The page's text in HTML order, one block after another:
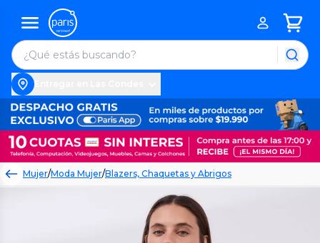
Mujer/Moda Mujer/Blazers, Chaquetas y Abrigos